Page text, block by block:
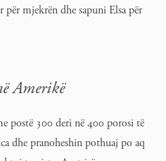
për mjekrën dhe sapuni Elsa për
Amerikë
postë 300 deri në 400 porosi të
dhe pranoheshin pothuaj po aq